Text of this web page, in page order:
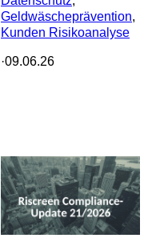
Geldwäscheprävention
Kunden Risikoanalyse
·09.06.26